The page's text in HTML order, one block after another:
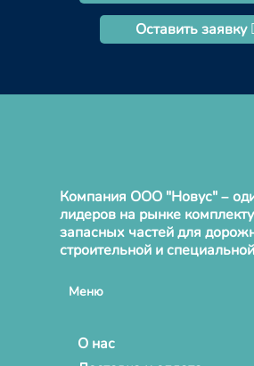
Оставить заявку
Компания ООО "Новус" –
лидеров на рынке
запасных частей для
строительной и
Меню
О нас